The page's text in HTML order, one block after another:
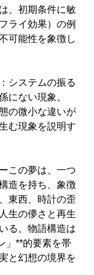
、初期条件に敏
ライ効果）の例
可能性を象徴し
システムの振る
にない現象。
の微小な違いが
む現象を説明す
この夢は、一つ
造を持ち、象徴
東西、時計の歪
生の儚さと再生
る。物語構造は
」**的要素を帯
と幻想の境界を